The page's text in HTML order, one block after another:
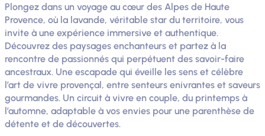
Plongez dans un voyage au cœur des Alpes de Haute
Provence, où la lavande, véritable star du territoire, vous
invite à une expérience immersive et authentique.
Découvrez des paysages enchanteurs et partez à la
rencontre de passionnés qui perpétuent des savoir-faire
ancestraux. Une escapade qui éveille les sens et célèbre
l’art de vivre provençal, entre senteurs enivrantes et saveurs
gourmandes. Un circuit à vivre en couple, du printemps à
l’automne, adaptable à vos envies pour une parenthèse de
détente et de découvertes.